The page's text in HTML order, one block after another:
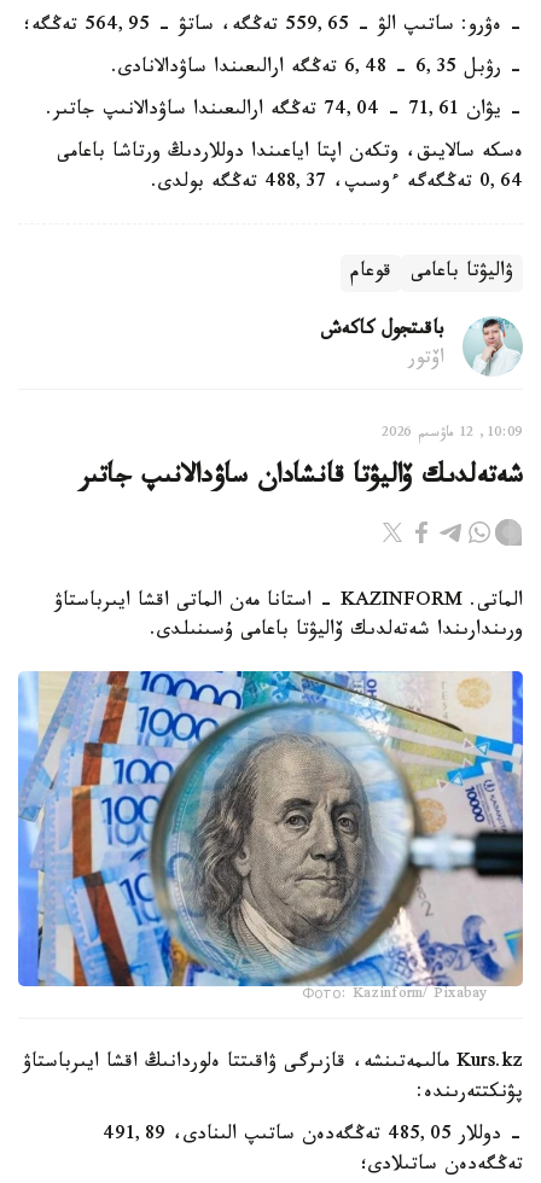
- ەۋرو: ساتىپ الۋ - 559,65 تەڭگە، ساتۋ - 564,95 تەڭگە؛
- رۋبل 6,35 - 6,48 تەڭگە ارالىعىندا ساۋدالانادى.
- يۋان 71,61 - 74,04 تەڭگە ارالىعىندا ساۋدالانىپ جاتىر.
ەسكە سالايىق، وتكەن اپتا اياعىندا دوللاردىڭ ورتاشا باعامى
0,64 تەڭگەگە ءوسىپ، 488,37 تەڭگە بولدى.
ۋاليۋتا باعامى قوعام
باقىتجول كاكەش
اۆتور
10:09, 12 ماۋسىم 2026
شەتەلدىك ۆاليۋتا قانشادان ساۋدالانىپ جاتىر
الماتى. KAZINFORM - استانا مەن الماتى اقشا ايىرباستاۋ
ورىندارىندا شەتەلدىك ۆاليۋتا باعامى ۇسىنىلدى.
Фото: Kazinform/ Pixabay
Kurs.kz مالىمەتىنشە، قازىرگى ۋاقىتتا ەلوردانىڭ اقشا ايىرباستاۋ
پۋنكتتەرىندە:
- دوللار 485,05 تەڭگەدەن ساتىپ الىنادى، 491,89
تەڭگەدەن ساتىلادى؛